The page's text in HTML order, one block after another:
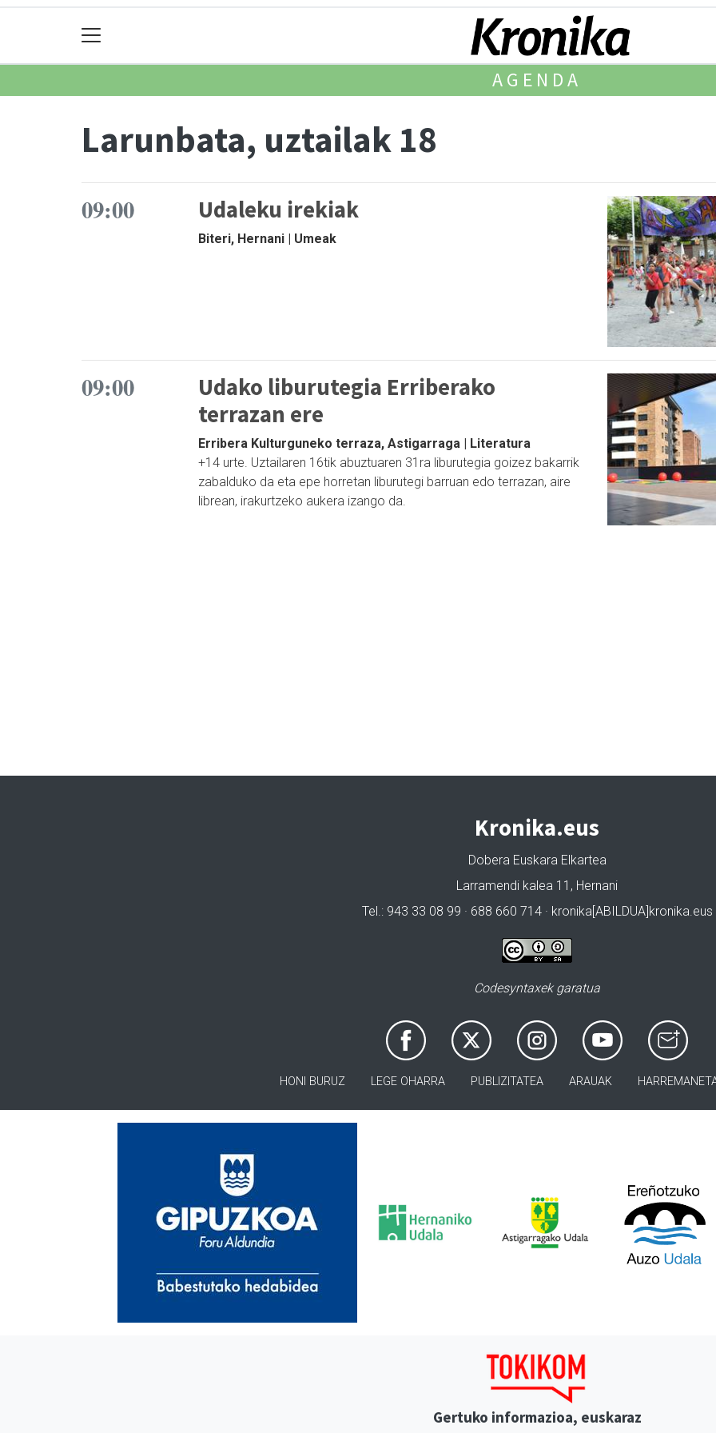
AGENDA
Larunbata, uztailak 18
09:00 Udaleku irekiak
Biteri, Hernani | Umeak
09:00
Udako liburutegia Erriberako
terrazan ere
Erribera Kulturguneko terraza, Astigarraga | Literatura
+14 urte. Uztailaren 16tik abuztuaren 31ra liburutegia goizez bakarrik
zabalduko da eta epe horretan liburutegi barruan edo terrazan, aire
librean, irakurtzeko aukera izango da.
Kronika.eus
Dobera Euskara Elkartea
Larramendi kalea 11, Hernani
Tel.: 943 33 08 99 · 688 660 714 · kronika[ABILDUA]kronika.eus
Codesyntaxek garatua
HONI BURUZ LEGE OHARRA PUBLIZITATEA ARAUAK
Gertuko informazioa, euskaraz